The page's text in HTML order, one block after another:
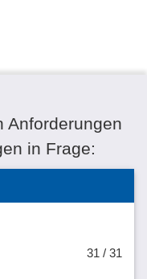
Anforderungen
in Frage:
31 / 31